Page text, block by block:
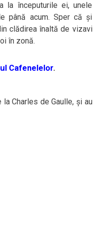
la începuturile ei, unele
până acum. Sper că și
clădirea înaltă de vizavi
în zonă.
Cafenelelor.
Charles de Gaulle, și au